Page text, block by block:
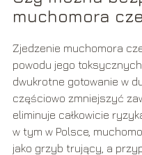
muchomora
Zjedzenie muchomora
powodu jego
dwukrotne gotowanie w
częściowo zmniejszyć
eliminuje całkowicie
w tym w Polsce,
jako grzyb trujący, a